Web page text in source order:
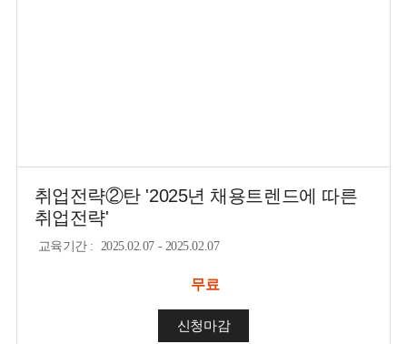
취업전략②탄 '2025년 채용트렌드에 따른
취업전략'
교육기간: 2025.02.07 - 2025.02.07
무료
신청마감